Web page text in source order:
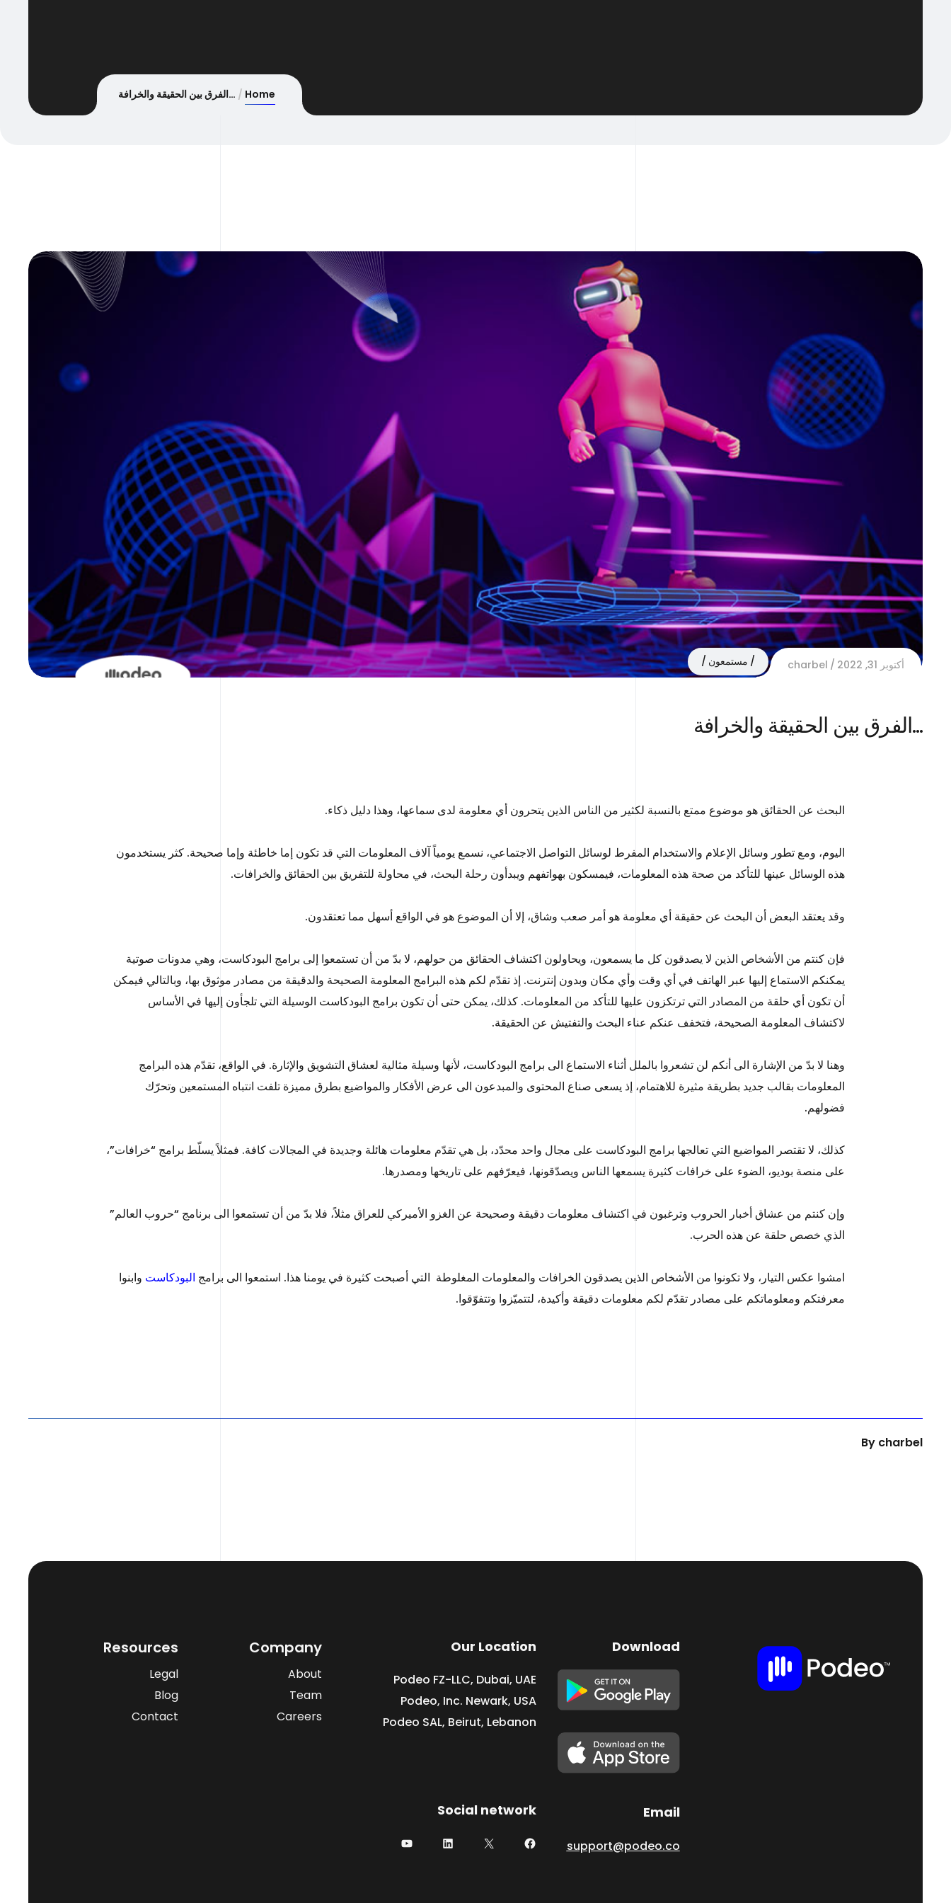
Home …الفرق بين الحقيقة والخرافة
أكتوبر 31, 2022 charbel مستمعون
…الفرق بين الحقيقة والخرافة
البحث عن الحقائق هو موضوع ممتع بالنسبة لكثير من الناس الذين يتحرون أي معلومة لدى سماعها، وهذا دليل ذكاء.
اليوم، ومع تطور وسائل الإعلام والاستخدام المفرط لوسائل التواصل الاجتماعي، نسمع يومياً آلاف المعلومات التي قد تكون إما خاطئة وإما صحيحة. كثر يستخدمون
هذه الوسائل عينها للتأكد من صحة هذه المعلومات، فيمسكون بهواتفهم ويبدأون رحلة البحث، في محاولة للتفريق بين الحقائق والخرافات.
وقد يعتقد البعض أن البحث عن حقيقة أي معلومة هو أمر صعب وشاق، إلا أن الموضوع هو في الواقع أسهل مما تعتقدون.
فإن كنتم من الأشخاص الذين لا يصدقون كل ما يسمعون، ويحاولون اكتشاف الحقائق من حولهم، لا بدّ من أن تستمعوا إلى برامج البودكاست، وهي مدونات صوتية
يمكنكم الاستماع إليها عبر الهاتف في أي وقت وأي مكان وبدون إنترنت. إذ تقدّم لكم هذه البرامج المعلومة الصحيحة والدقيقة من مصادر موثوق بها، وبالتالي فيمكن
أن تكون أي حلقة من المصادر التي ترتكزون عليها للتأكد من المعلومات. كذلك، يمكن حتى أن تكون برامج البودكاست الوسيلة التي تلجأون إليها في الأساس
لاكتشاف المعلومة الصحيحة، فتخفف عنكم عناء البحث والتفتيش عن الحقيقة.
وهنا لا بدّ من الإشارة الى أنكم لن تشعروا بالملل أثناء الاستماع الى برامج البودكاست، لأنها وسيلة مثالية لعشاق التشويق والإثارة. في الواقع، تقدّم هذه البرامج
المعلومات بقالب جديد بطريقة مثيرة للاهتمام، إذ يسعى صناع المحتوى والمبدعون الى عرض الأفكار والمواضيع بطرق مميزة تلفت انتباه المستمعين وتحرّك
فضولهم.
كذلك، لا تقتصر المواضيع التي تعالجها برامج البودكاست على مجال واحد محدّد، بل هي تقدّم معلومات هائلة وجديدة في المجالات كافة. فمثلاً يسلّط برامج “خرافات”،
على منصة بوديو، الضوء على خرافات كثيرة يسمعها الناس ويصدّقونها، فيعرّفهم على تاريخها ومصدرها.
وإن كنتم من عشاق أخبار الحروب وترغبون في اكتشاف معلومات دقيقة وصحيحة عن الغزو الأميركي للعراق مثلاً، فلا بدّ من أن تستمعوا الى برنامج “حروب العالم”
الذي خصص حلقة عن هذه الحرب.
امشوا عكس التيار، ولا تكونوا من الأشخاص الذين يصدقون الخرافات والمعلومات المغلوطة التي أصبحت كثيرة في يومنا هذا. استمعوا الى برامج البودكاست وابنوا
معرفتكم ومعلوماتكم على مصادر تقدّم لكم معلومات دقيقة وأكيدة، لتتميّزوا وتتفوّقوا.
By charbel
Download
Email
support@podeo.co
Our Location
Podeo FZ-LLC, Dubai, UAE
Podeo, Inc. Newark, USA
Podeo SAL, Beirut, Lebanon
Social network
Company
About
Team
Careers
Resources
Legal
Blog
Contact